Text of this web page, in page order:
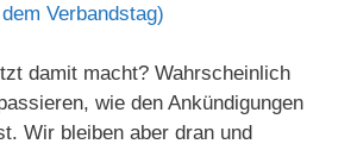
Verbandstag)
damit macht? Wahrscheinlich
wie den Ankündigungen
Wir bleiben aber dran und